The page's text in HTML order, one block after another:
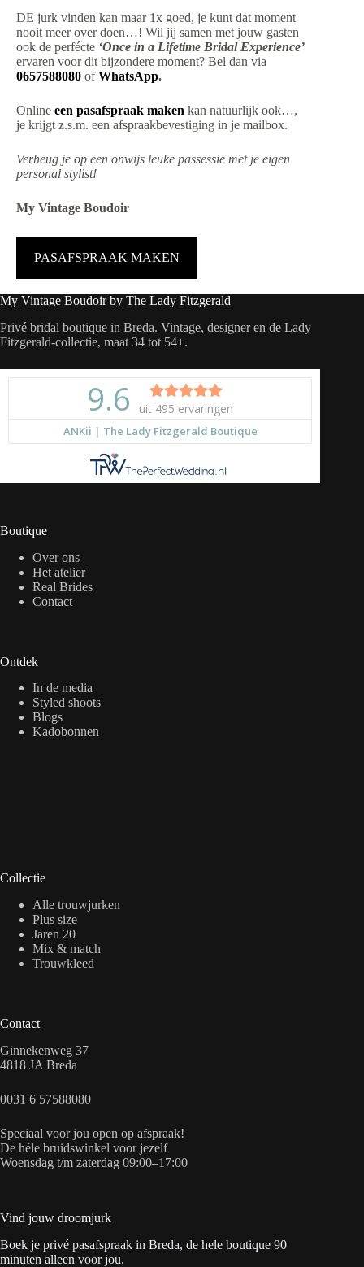
DE jurk vinden kan maar 1x goed, je kunt dat moment
nooit meer over doen…! Wil jij samen met jouw gasten
ook de perfécte ‘Once in a Lifetime Bridal Experience’
ervaren voor dit bijzondere moment? Bel dan via
0657588080 ofWhatsApp.
Online een pasafspraak maken kan natuurlijk ook…,
je krijgt z.s.m. een afspraakbevestiging in je mailbox.
Verheug je op een onwijs leuke passessie met je eigen
personal stylist!
My Vintage Boudoir
PASAFSPRAAK MAKEN
My Vintage Boudoir by The Lady Fitzgerald
Privé bridal boutique in Breda. Vintage, designer en de Lady
Fitzgerald-collectie, maat 34 tot 54+.
Boutique
Over ons
Het atelier
Real Brides
Contact
Ontdek
In de media
Styled shoots
Blogs
Kadobonnen
Collectie
Alle trouwjurken
Plus size
Jaren 20
Mix & match
Trouwkleed
Contact
Ginnekenweg 37
4818 JA Breda
0031 6 57588080
Speciaal voor jou open op afspraak!
De héle bruidswinkel voor jezelf
Woensdag t/m zaterdag 09:00–17:00
Vind jouw droomjurk
Boek je privé pasafspraak in Breda, de hele boutique 90
minuten alleen voor jou.